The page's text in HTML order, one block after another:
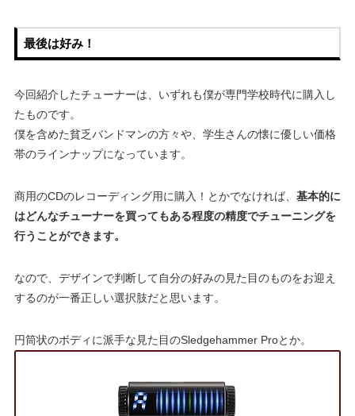
最後は好み！
今回紹介したチューナーは、いずれも僕が専門学校時代に購入し
たものです。
僕を含めた貧乏バンドマンの方々や、学生さんの懐に優しい価格
帯のラインナップになっています。
商用のCDのレコーディング用に購入！とかでなければ、 基本的に
はどんなチューナーを買ってもある程度の精度でチューニングを
行うことができます。
なので、デザインで判断して自分の好みの見た目のものをお迎え
するのが一番正しい選択肢だと思います。
円筒状のボディに派手な見た目のSledgehammer Proとか。